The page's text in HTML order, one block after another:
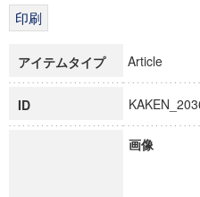
博士課程教育リーディン
アイテムタイプ Article
ID
画像